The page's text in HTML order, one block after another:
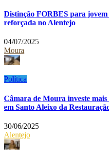
Distinção FORBES para
reforçada no Alentejo
04/07/2025
Moura
Política
Câmara de Moura investe
em Santo Aleixo da
30/06/2025
Alentejo